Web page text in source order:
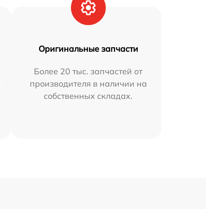
Оригинальные запчасти
Более 20 тыс. запчастей от
производителя в наличии на
собственных складах.